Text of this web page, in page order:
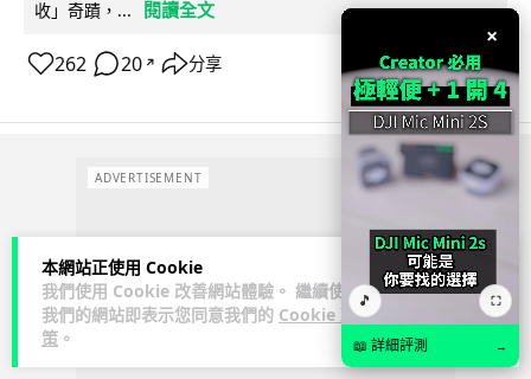
本網站正使用 Cookie
我們使用 Cookie 改善網站體驗。 繼續使用
我們的網站即表示您同意我們的 Cookie 政
策 。
收」奇蹟，...
閱讀全文
262 20 ↗ 分享
ADVERTISEMENT
×
🎵 ⛶
📖 詳細評測 →